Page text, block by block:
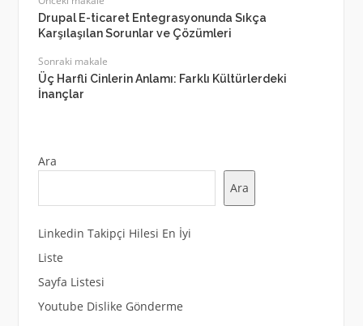
Drupal E-ticaret Entegrasyonunda Sıkça
Karşılaşılan Sorunlar ve Çözümleri
Sonraki makale
Üç Harfli Cinlerin Anlamı: Farklı Kültürlerdeki
İnançlar
Ara
Ara
Linkedin Takipçi Hilesi En İyi
Liste
Sayfa Listesi
Youtube Dislike Gönderme